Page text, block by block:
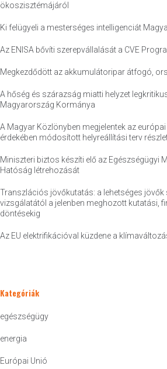
ökoszisztémájáról
Ki felügyeli a mesterséges intelligenciát
Az ENISA bővíti szerepvállalását a CVE
Megkezdődött az akkumulátoripar átfogó,
A hőség és szárazság miatti helyzet
Magyarország Kormánya
A Magyar Közlönyben megjelentek az
érdekében módosított helyreállítási terv
Miniszteri biztos készíti elő az Egészségügyi
Hatóság létrehozását
Transzlációs jövőkutatás: a lehetséges
vizsgálatától a jelenben meghozott kutatási,
döntésekig
Az EU elektrifikációval küzdene a
Kategóriák
egészségügy
energia
Európai Unió